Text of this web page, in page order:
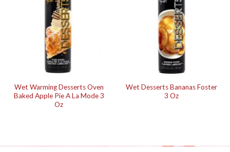
Wet Warming Desserts Oven
Baked Apple Pie A La Mode 3
Oz
Wet Desserts Bananas Foster
3 Oz